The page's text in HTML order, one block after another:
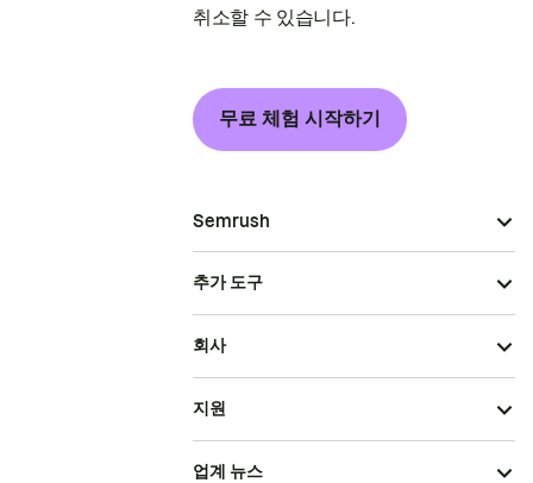
취소할 수 있습니다.
무료 체험 시작하기
Semrush
추가 도구
회사
지원
업계 뉴스